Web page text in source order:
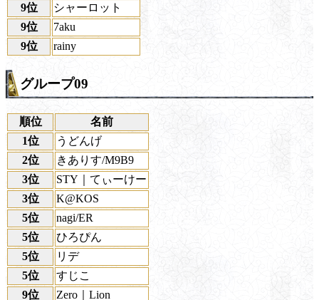
9位
シャーロット
9位
7aku
9位
rainy
グループ09
順位
名前
1位
うどんげ
2位
きありす/M9B9
3位
STY｜てぃーけー
3位
K@KOS
5位
nagi/ER
5位
ひろぴん
5位
リデ
5位
すじこ
9位
Zero｜Lion